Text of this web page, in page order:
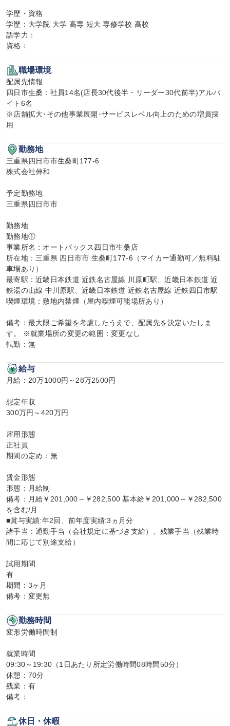
学歴・資格
学歴：大学院 大学 高専 短大 専修学校 高校
語学力：
資格：
職場環境
配属先情報
四日市生桑：社員14名(店長30代後半・リーダー30代前半)アルバ
イト6名
※店舗拡大･その他事業展開･サービスレベル向上のための増員採
用
勤務地
三重県四日市市生桑町177-6
株式会社伸和
予定勤務地
三重県四日市市
勤務地
勤務地①
事業所名：オートバックス四日市生桑店
所在地：三重県 四日市市 生桑町177-6（マイカー通勤可／無料駐
車場あり）
最寄駅：近畿日本鉄道 近鉄名古屋線 川原町駅、近畿日本鉄道 近
鉄湯の山線 中川原駅、近畿日本鉄道 近鉄名古屋線 近鉄四日市駅
喫煙環境：敷地内禁煙（屋内喫煙可能場所あり）
備考：最大限ご希望を考慮したうえで、配属先を決定いたしま
す。 ※就業場所の変更の範囲：変更なし
転勤：無
給与
月給：20万1000円～28万2500円
想定年収
300万円～420万円
雇用形態
正社員
期間の定め：無
賃金形態
形態：月給制
備考：月給￥201,000～￥282,500 基本給￥201,000～￥282,500
を含む/月
■賞与実績:年2回、前年度実績:3ヵ月分
諸手当：通勤手当（会社規定に基づき支給）、残業手当（残業時
間に応じて別途支給）
試用期間
有
期間：3ヶ月
備考：変更無
勤務時間
変形労働時間制
就業時間
09:30～19:30（1日あたり所定労働時間08時間50分）
休憩：70分
残業：有
備考：
休日・休暇